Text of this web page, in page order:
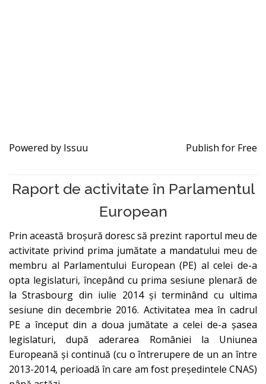
Powered by Issuu Publish for Free
Raport de activitate în Parlamentul
European
Prin această broșură doresc să prezint raportul meu de
activitate privind prima jumătate a mandatului meu de
membru al Parlamentului European (PE) al celei de-a
opta legislaturi, începând cu prima sesiune plenară de
la Strasbourg din iulie 2014 și terminând cu ultima
sesiune din decembrie 2016. Activitatea mea în cadrul
PE a început din a doua jumătate a celei de-a șasea
legislaturi, după aderarea României la Uniunea
Europeană și continuă (cu o întrerupere de un an între
2013-2014, perioadă în care am fost președintele CNAS)